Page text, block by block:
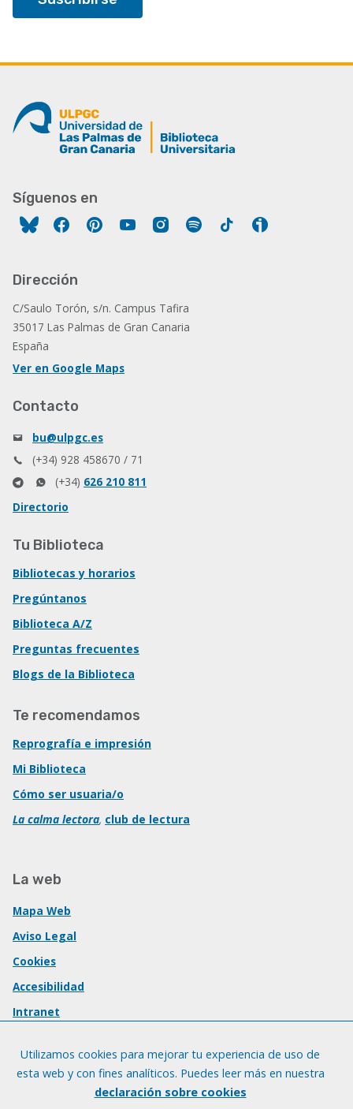
Síguenos en
FacebookPinterestYouTubeInstagram
Spotify Tiktok
Dirección
C/Saulo Torón, s/n. Campus Tafira
35017 Las Palmas de Gran Canaria
España
Ver en Google Maps
Contacto
bu@ulpgc.es
(+34) 928 458670 / 71
(+34) 626 210 811
Directorio
Tu Biblioteca
Bibliotecas y horarios
Pregúntanos
Biblioteca A/Z
Preguntas frecuentes
Blogs de la Biblioteca
Te recomendamos
Reprografía e impresión
Mi Biblioteca
Cómo ser usuaria/o
La calma lectora, club de lectura
La web
Mapa Web
Aviso Legal
Cookies
Accesibilidad
Intranet
Utilizamos cookies para mejorar tu experiencia de uso de
esta web y con fines analíticos. Puedes leer más en nuestra
declaración sobre cookies